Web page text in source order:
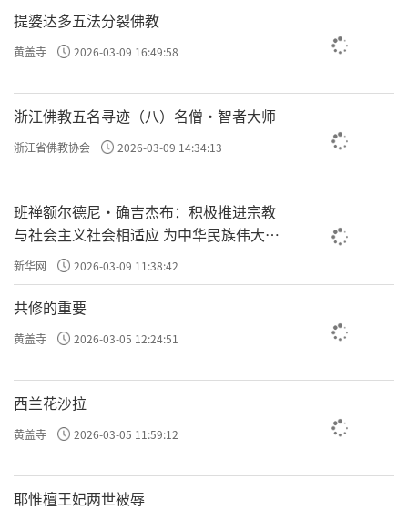
提婆达多五法分裂佛教
黄盖寺 2026-03-09 16:49:58
浙江佛教五名寻迹（八）名僧·智者大师
浙江省佛教协会 2026-03-09 14:34:13
班禅额尔德尼·确吉杰布：积极推进宗教
与社会主义社会相适应 为中华民族伟大复
兴贡献力量
新华网 2026-03-09 11:38:42
共修的重要
黄盖寺 2026-03-05 12:24:51
西兰花沙拉
黄盖寺 2026-03-05 11:59:12
耶惟檀王妃两世被辱